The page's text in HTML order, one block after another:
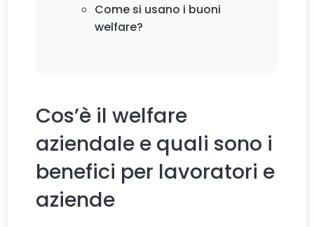
Come si usano i buoni
welfare?
Cos’è il welfare
aziendale e quali sono i
benefici per lavoratori e
aziende